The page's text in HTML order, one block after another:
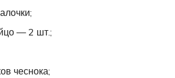
— 2 шт.;
чеснока;